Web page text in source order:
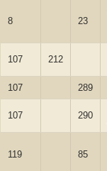
8 23
107 212
107 289
107 290
119 85